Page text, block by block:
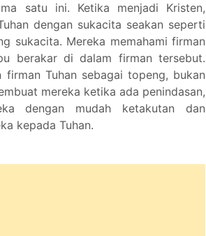
satu ini. Ketika menjadi Kristen,
dengan sukacita seakan seperti
sukacita. Mereka memahami firman
berakar di dalam firman tersebut.
firman Tuhan sebagai topeng, bukan
mereka ketika ada penindasan,
dengan mudah ketakutan dan
kepada Tuhan.